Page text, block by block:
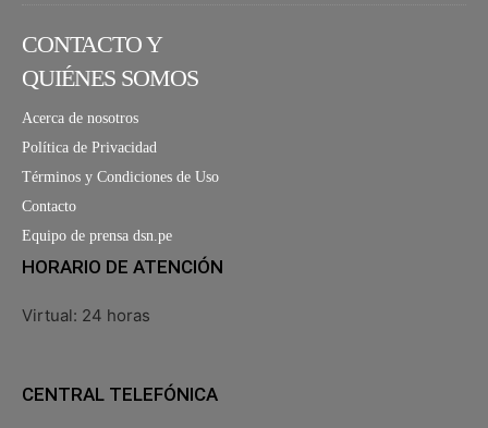
CONTACTO Y
QUIÉNES SOMOS
Acerca de nosotros
Política de Privacidad
Términos y Condiciones de Uso
Contacto
Equipo de prensa dsn.pe
HORARIO DE ATENCIÓN
Virtual: 24 horas
CENTRAL TELEFÓNICA